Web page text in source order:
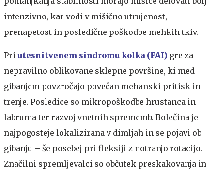
intenzivno, kar vodi v mišično utrujenost,
prenapetost in posledične poškodbe mehkih tkiv.
Pri utesnitvenem sindromu kolka (FAI) gre za
nepravilno oblikovane sklepne površine, ki med
gibanjem povzročajo povečan mehanski pritisk in
trenje. Posledice so mikropoškodbe hrustanca in
labruma ter razvoj vnetnih sprememb. Bolečina je
najpogosteje lokalizirana v dimljah in se pojavi ob
gibanju – še posebej pri fleksiji z notranjo rotacijo.
Značilni spremljevalci so občutek preskakovanja in